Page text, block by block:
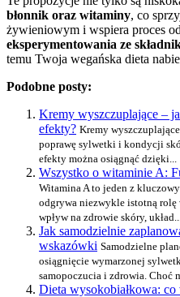
błonnik oraz witaminy, co
żywieniowym i wspiera proces
eksperymentowania ze
temu Twoja wegańska dieta
Podobne posty:
Kremy wyszczuplające –
efekty? Kremy
poprawę sylwetki i kondycji
efekty można osiągnąć dzięki...
Wszystko o witaminie A:
Witamina A to jeden z
odgrywa niezwykle istotną
wpływ na zdrowie skóry, układ...
Jak samodzielnie
wskazówki Samodzielne
osiągnięcie wymarzonej
samopoczucia i zdrowia. Choć
Dieta wysokobiałkowa: